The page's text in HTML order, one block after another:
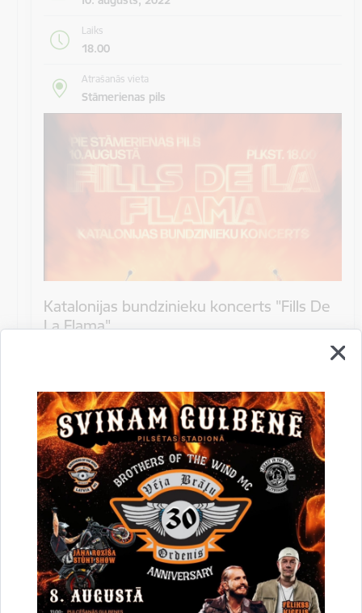
Laiks
18.00
Atrašanās vieta
Stāmerienas pils
Katalonijas bundzinieku koncerts "Fills De
La Flama"
Koncerts
Datums
12. novembris, 2022
Laiks
10.00
Atrašanās vieta
Druvienas Latviskās dzīvesziņas centrs